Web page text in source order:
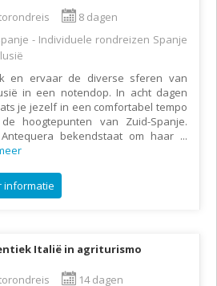
8 dagen
- Individuele rondreizen Spanje
en ervaar de diverse sferen van
in een notendop. In acht dagen
je jezelf in een comfortabel tempo
hoogtepunten van Zuid-Spanje.
bekendstaat om haar ...
informatie
Italië in agriturismo
14 dagen